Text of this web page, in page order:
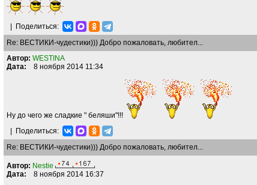
Поделиться:
Re: ВЕСТИКИ-чудестики))) Добро пожаловать, любител...
Автор: WESTINA
Дата: 8 ноября 2014 11:34
Ну до чего же сладкие " беляши"!!!
Поделиться:
Re: ВЕСТИКИ-чудестики))) Добро пожаловать, любител...
Автор: Nestie
Дата: 8 ноября 2014 16:37